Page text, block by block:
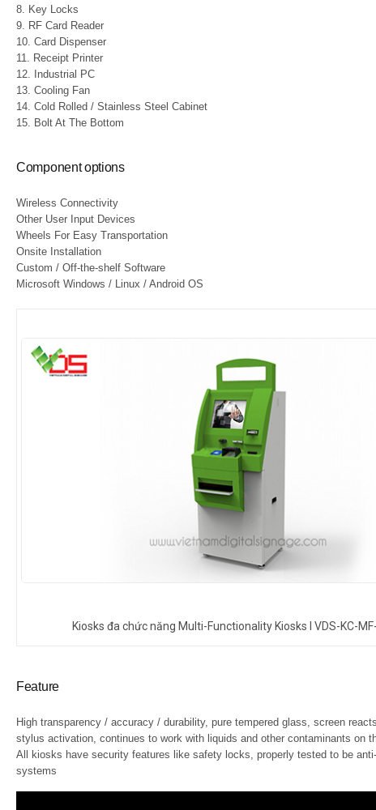
8. Key Locks
9. RF Card Reader
10. Card Dispenser
11. Receipt Printer
12. Industrial PC
13. Cooling Fan
14. Cold Rolled / Stainless Steel Cabinet
15. Bolt At The Bottom
Component options
Wireless Connectivity
Other User Input Devices
Wheels For Easy Transportation
Onsite Installation
Custom / Off-the-shelf Software
Microsoft Windows / Linux / Android OS
Kiosks đa chức năng Multi-Functionality Kiosks l VDS-KC-
Feature
High transparency / accuracy / durability, pure tempered glass, screen
stylus activation, continues to work with liquids and other contaminants on
All kiosks have security features like safety locks, properly tested to be
systems